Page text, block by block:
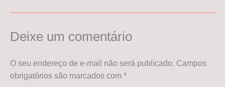
Deixe um comentário
O seu endereço de e-mail não será publicado. Campos
obrigatórios são marcados com *